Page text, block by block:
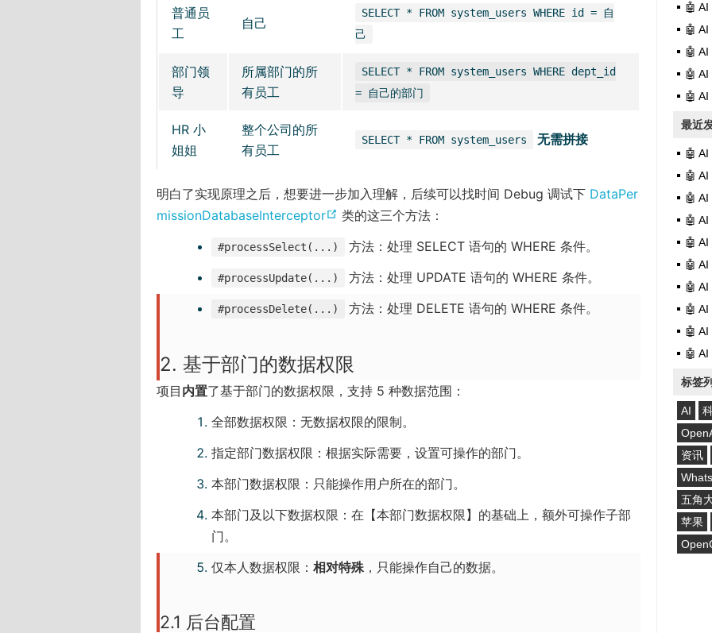
普通员
工
自己
SELECT * FROM system_users WHERE id = 自
己
部门领
导
所属部门的所
有员工
SELECT * FROM system_users WHERE dept_id
= 自己的部门
HR 小
姐姐
整个公司的所
有员工
SELECT * FROM system_users 无需拼接
明白了实现原理之后，想要进一步加入理解，后续可以找时间 Debug 调试下 DataPer
missionDatabaseInterceptor
(
e
w
i
n
o
w
类的这三个方法：
#processSelect(...) 方法：处理 SELECT 语句的 WHERE 条件。
#processUpdate(...) 方法：处理 UPDATE 语句的 WHERE 条件。
#processDelete(...) 方法：处理 DELETE 语句的 WHERE 条件。
2. 基于部门的数据权限
项目 内置了基于部门的数据权限，支持 5 种数据范围：
全部数据权限：无数据权限的限制。
指定部门数据权限：根据实际需要，设置可操作的部门。
本部门数据权限：只能操作用户所在的部门。
本部门及以下数据权限：在【本部门数据权限】的基础上，额外可操作子部
门。
仅本人数据权限：相对特殊 ，只能操作自己的数据。
2.1 后台配置
🤖
🤖
🤖
🤖
🤖
最近
🤖
🤖
🤖
🤖
🤖
🤖
🤖
🤖
🤖
🤖
标签
AI
资讯
五角
苹果